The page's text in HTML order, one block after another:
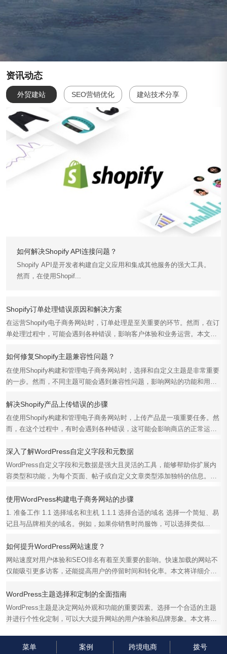
资讯动态
外贸建站 SEO营销优化 建站技术分享
如何解决Shopify API连接问题？
Shopify API是开发者构建自定义应用和集成其他服务的强大工具。
然而，在使用Shopif...
Shopify订单处理错误原因和解决方案
在运营Shopify电子商务网站时，订单处理是至关重要的环节。然而，在订
单处理过程中，可能会遇到各种错误，影响客户体验和业务运营。本文将
如何修复Shopify主题兼容性问题？
在使用Shopify构建和管理电子商务网站时，选择和自定义主题是非常重要
的一步。然而，不同主题可能会遇到兼容性问题，影响网站的功能和用户
解决Shopify产品上传错误的步骤
在使用Shopify构建和管理电子商务网站时，上传产品是一项重要任务。然
而，在这个过程中，有时会遇到各种错误，这可能会影响商店的正常运
深入了解WordPress自定义字段和元数据
WordPress自定义字段和元数据是强大且灵活的工具，能够帮助你扩展内
容类型和功能，为每个页面、帖子或自定义文章类型添加独特的信息。本
使用WordPress构建电子商务网站的步骤
1. 准备工作 1.1 选择域名和主机 1.1.1 选择合适的域名 选择一个简短、易
记且与品牌相关的域名。例如，如果你销售时尚服饰，可以选择类似
如何提升WordPress网站速度？
网站速度对用户体验和SEO排名有着至关重要的影响。快速加载的网站不
仅能吸引更多访客，还能提高用户的停留时间和转化率。本文将详细介绍
WordPress主题选择和定制的全面指南
WordPress主题是决定网站外观和功能的重要因素。选择一个合适的主题
并进行个性化定制，可以大大提升网站的用户体验和品牌形象。本文将全
菜单 案例 跨境电商 拨号